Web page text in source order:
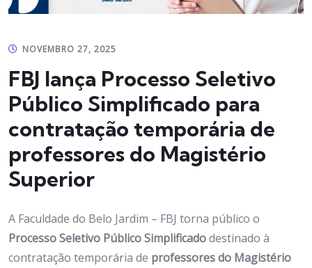
NOVEMBRO 27, 2025
FBJ lança Processo Seletivo
Público Simplificado para
contratação temporária de
professores do Magistério
Superior
A Faculdade do Belo Jardim – FBJ torna público o
Processo Seletivo Público Simplificadodestinado à
contratação temporária de professores do Magistério